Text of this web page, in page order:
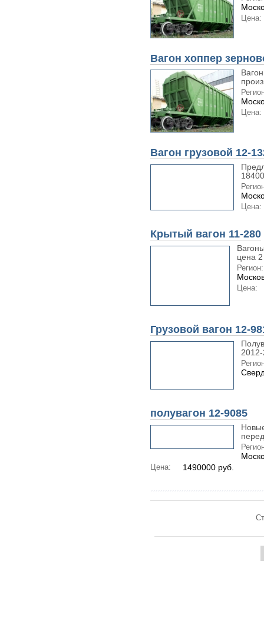
Цена:
Вагон хоппер
Цена:
Вагон грузовой 12-
Цена:
Крытый вагон 11-280
цена
Регион:
Цена:
Грузовой вагон 12-
полувагон 12-9085
Цена: 1490000 руб.